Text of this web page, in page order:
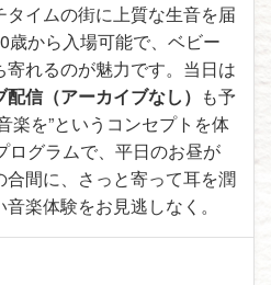
タイムの街に上質な生音を届
歳から入場可能で、ベビー
れるのが魅力です。当日は
信（アーカイブなし） も予
楽を”というコンセプトを体
ログラムで、平日のお昼が
間に、さっと寄って耳を潤
楽体験をお見逃しなく。